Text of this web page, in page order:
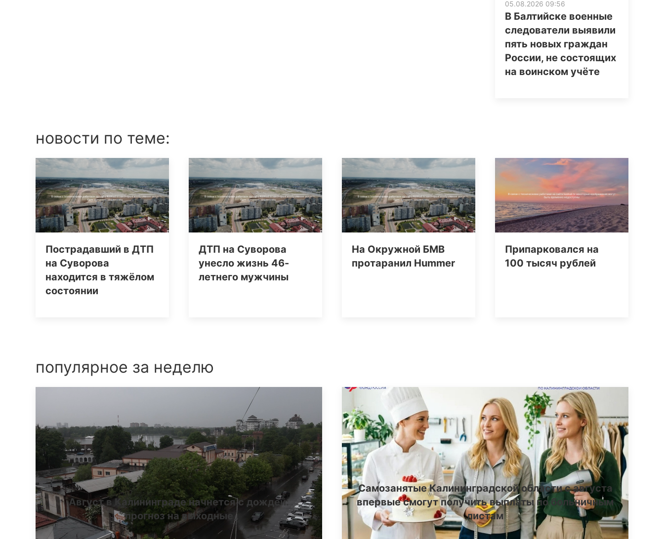
05.08.2026 09:56
В Балтийске военные
следователи выявили
пять новых граждан
России, не состоящих
на воинском учёте
новости по теме:
Пострадавший в ДТП
на Суворова
находится в тяжёлом
состоянии
ДТП на Суворова
унесло жизнь 46-
летнего мужчины
На Окружной БМВ
протаранил Нummer
Припарковался на
100 тысяч рублей
популярное за неделю
Август в Калининграде начнется с дождей:
прогноз на выходные
Самозанятые Калининградской области с августа
впервые смогут получить выплаты по больничным
листам